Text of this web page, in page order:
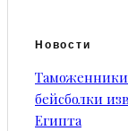
Новости
Таможенники
бейсболки
Египта